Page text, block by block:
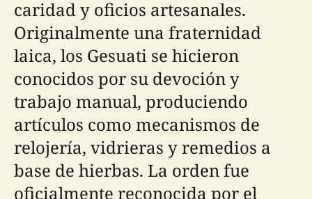
caridad y oficios artesanales.
Originalmente una fraternidad
laica, los Gesuati se hicieron
conocidos por su devoción y
trabajo manual, produciendo
artículos como mecanismos de
relojería, vidrieras y remedios a
base de hierbas. La orden fue
oficialmente reconocida por el